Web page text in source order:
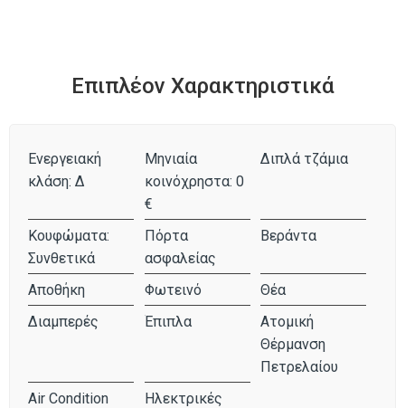
Επιπλέον Χαρακτηριστικά
Ενεργειακή
κλάση: Δ
Μηνιαία
κοινόχρηστα: 0
€
Διπλά τζάμια
Κουφώματα:
Συνθετικά
Πόρτα
ασφαλείας
Βεράντα
Αποθήκη Φωτεινό
Θέα
Διαμπερές
Έπιπλα
Ατομική
Θέρμανση
Πετρελαίου
Air Condition
Ηλεκτρικές